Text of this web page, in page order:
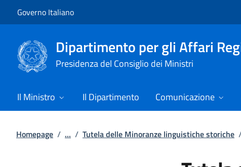
Governo Italiano
Dipartimento per gli Affari
Presidenza del Consiglio dei Ministri
Il Ministro Il Dipartimento Comunicazione
Homepage / ... / Tutela delle Minoranze linguistiche storiche